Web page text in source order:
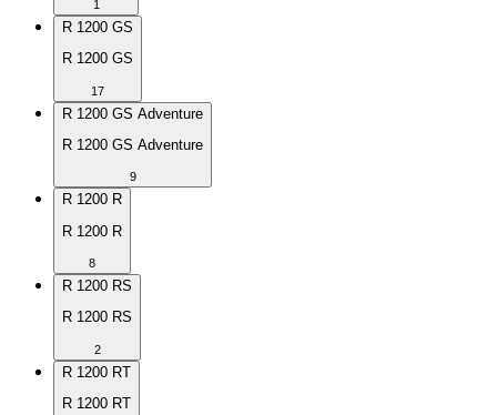
1
R 1200 GS
R 1200 GS
17
R 1200 GS Adventure
R 1200 GS Adventure
9
R 1200 R
R 1200 R
8
R 1200 RS
R 1200 RS
2
R 1200 RT
R 1200 RT